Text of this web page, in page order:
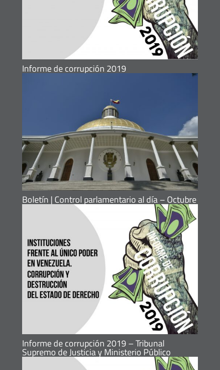
Informe de corrupción 2019
Boletín | Control parlamentario al día – Octubre
Informe de corrupción 2019 – Tribunal
Supremo de Justicia y Ministerio Público